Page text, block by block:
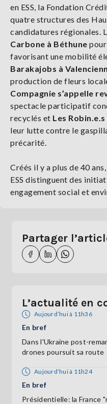
en ESS, la Fondation
quatre structures des
candidatures régionales.
Carbone à Béthune
favorisant une mobilité
Barakajobs à
production de fleurs
Compagnie s’appelle
spectacle participatif
recyclés et Les
leur lutte contre le
précarité.
Créés il y a plus de 40
ESS distinguent des
engagement social et
Partager
L’actualité en
Aujourd’hui à 11h36
En bref
Dans l'Ukraine post-
drones poursuit sa route
Aujourd’hui à 11h24
En bref
Présidentielle: la France